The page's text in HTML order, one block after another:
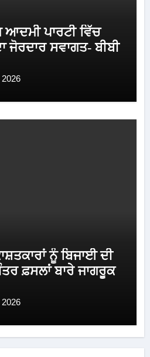
ਪਾਰਟੀ ਵਿੱਚ
ਜੋਰਦਾਰ ਸਵਾਗਤ- ਬੀਬੀ
ਨੂੰ ਬਿਜਾਈ ਦੀ
ਫ਼ਸਲਾਂ ਬਾਰੇ ਜਾਗਰੂਕ